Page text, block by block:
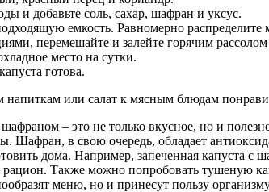
и добавьте соль, сахар, шафран и уксус.
емкость. Равномерно
перемешайте и залейте горячим рассолом
место на сутки.
готова.
напиткам или салат к мясным блюдам
– это не только вкусное, но и
Шафран, в свою очередь, обладает
дома. Например, запеченная капуста
рацион. Также можно попробовать
меню, но и принесут пользу